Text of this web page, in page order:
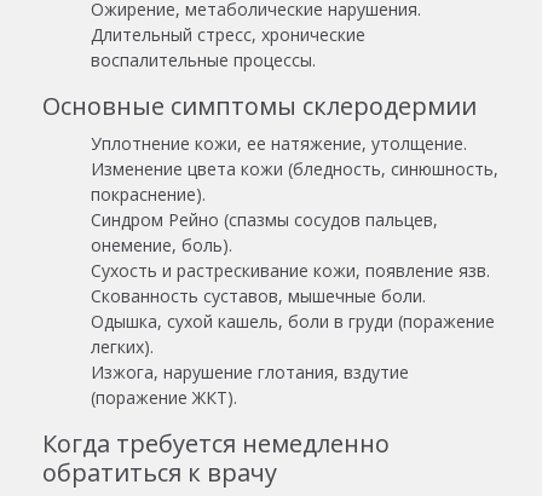
Ожирение, метаболические нарушения.
Длительный стресс, хронические
воспалительные процессы.
Основные симптомы склеродермии
Уплотнение кожи, ее натяжение, утолщение.
Изменение цвета кожи (бледность, синюшность,
покраснение).
Синдром Рейно (спазмы сосудов пальцев,
онемение, боль).
Сухость и растрескивание кожи, появление язв.
Скованность суставов, мышечные боли.
Одышка, сухой кашель, боли в груди (поражение
легких).
Изжога, нарушение глотания, вздутие
(поражение ЖКТ).
Когда требуется немедленно
обратиться к врачу